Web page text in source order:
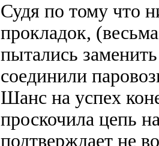
Судя по тому что
прокладок,
пытались
соединили
Шанс на успех
проскочила цепь
подтверждает не